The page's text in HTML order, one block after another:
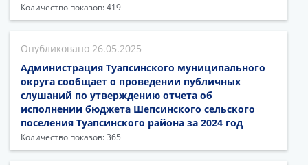
Количество показов: 419
26.05.2025
Администрация Туапсинского муниципального
округа сообщает о проведении публичных
слушаний по утверждению отчета об
исполнении бюджета Шепсинского сельского
поселения Туапсинского района за 2024 год
Количество показов: 365